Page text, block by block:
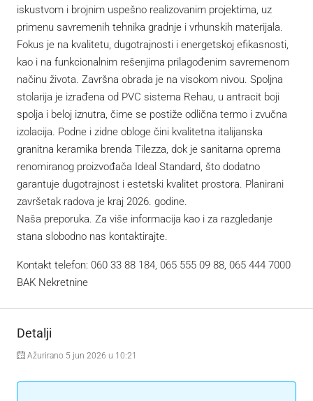
iskustvom i brojnim uspešno realizovanim projektima, uz
primenu savremenih tehnika gradnje i vrhunskih materijala.
Fokus je na kvalitetu, dugotrajnosti i energetskoj efikasnosti,
kao i na funkcionalnim rešenjima prilagođenim savremenom
načinu života. Završna obrada je na visokom nivou. Spoljna
stolarija je izrađena od PVC sistema Rehau, u antracit boji
spolja i beloj iznutra, čime se postiže odlična termo i zvučna
izolacija. Podne i zidne obloge čini kvalitetna italijanska
granitna keramika brenda Tilezza, dok je sanitarna oprema
renomiranog proizvođača Ideal Standard, što dodatno
garantuje dugotrajnost i estetski kvalitet prostora. Planirani
završetak radova je kraj 2026. godine.
Naša preporuka. Za više informacija kao i za razgledanje
stana slobodno nas kontaktirajte.
Kontakt telefon: 060 33 88 184, 065 555 09 88, 065 444 7000
BAK Nekretnine
Detalji
Ažurirano 5 jun 2026 u 10:21